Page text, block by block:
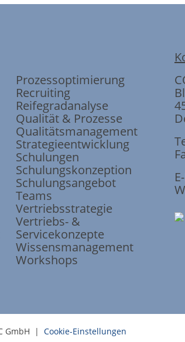
Prozessoptimierung
Recruiting
Reifegradanalyse
Qualität & Prozesse
Qualitätsmanagement
Strategieentwicklung
Schulungen
Schulungskonzeption
Schulungsangebot
Teams
Vertriebsstrategie
Vertriebs- &
Servicekonzepte
Wissensmanagement
Workshops
GmbH | Cookie-Einstellungen